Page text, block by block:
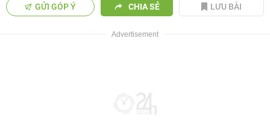
GỬI GÓP Ý CHIA SẺ LƯU BÀI